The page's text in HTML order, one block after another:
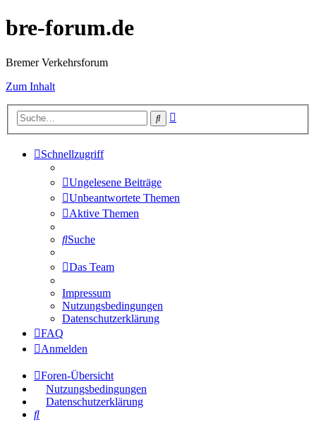
bre-forum.de
Bremer Verkehrsforum
Zum Inhalt
Suche
Schnellzugriff
Ungelesene Beiträge
Unbeantwortete Themen
Aktive Themen
Suche
Das Team
Impressum
Nutzungsbedingungen
Datenschutzerklärung
FAQ
Anmelden
Foren-Übersicht
Nutzungsbedingungen
Datenschutzerklärung
Suche